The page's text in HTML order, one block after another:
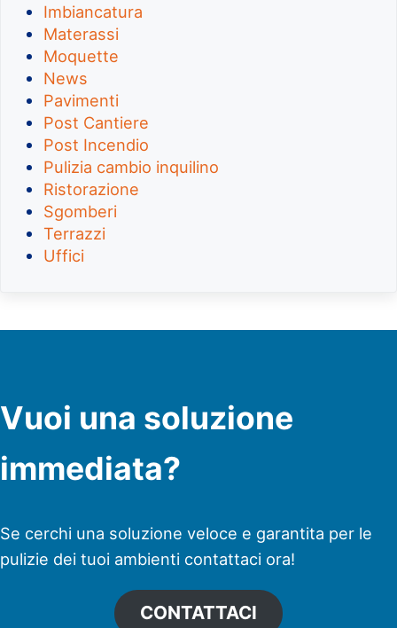
Imbiancatura
Materassi
Moquette
News
Pavimenti
Post Cantiere
Post Incendio
Pulizia cambio inquilino
Ristorazione
Sgomberi
Terrazzi
Uffici
Vuoi una soluzione
immediata?
Se cerchi una soluzione veloce e garantita per le
pulizie dei tuoi ambienti contattaci ora!
CONTATTACI